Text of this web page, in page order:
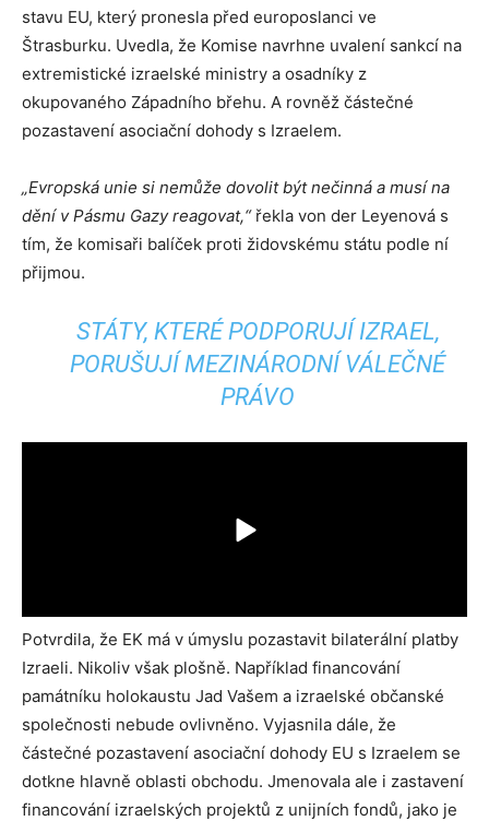
stavu EU, který pronesla před europoslanci ve
Štrasburku. Uvedla, že Komise navrhne uvalení sankcí na
extremistické izraelské ministry a osadníky z
okupovaného Západního břehu. A rovněž částečné
pozastavení asociační dohody s Izraelem.
„Evropská unie si nemůže dovolit být nečinná a musí na
dění v Pásmu Gazy reagovat,“řekla von der Leyenová s
tím, že komisaři balíček proti židovskému státu podle ní
přijmou.
STÁTY, KTERÉ PODPORUJÍ IZRAEL,
PORUŠUJÍ MEZINÁRODNÍ VÁLEČNÉ
PRÁVO
Potvrdila, že EK má v úmyslu pozastavit bilaterální platby
Izraeli. Nikoliv však plošně. Například financování
památníku holokaustu Jad Vašem a izraelské občanské
společnosti nebude ovlivněno. Vyjasnila dále, že
částečné pozastavení asociační dohody EU s Izraelem se
dotkne hlavně oblasti obchodu. Jmenovala ale i zastavení
financování izraelských projektů z unijních fondů, jako je